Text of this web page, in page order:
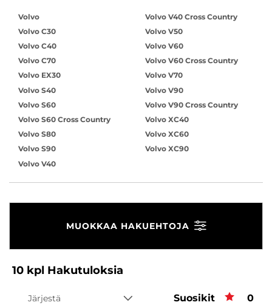
Volvo
Volvo C30
Volvo C40
Volvo C70
Volvo EX30
Volvo S40
Volvo S60
Volvo S60 Cross Country
Volvo S80
Volvo S90
Volvo V40
Volvo V40 Cross Country
Volvo V50
Volvo V60
Volvo V60 Cross Country
Volvo V70
Volvo V90
Volvo V90 Cross Country
Volvo XC40
Volvo XC60
Volvo XC90
MUOKKAA HAKUEHTOJA
10 kpl Hakutuloksia
Järjestä Suosikit 0